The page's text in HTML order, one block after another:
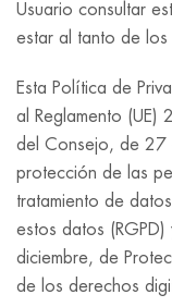
Usuario consultar
estar al tanto de los
Esta Política de
al Reglamento
del Consejo, de 27
protección de las
tratamiento de
estos datos
diciembre, de
de los derechos